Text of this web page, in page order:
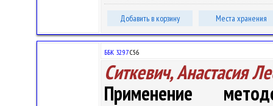
Добавить в корзину Места хранения
ББК 32.97С56
Ситкевич, Анастасия
Применение